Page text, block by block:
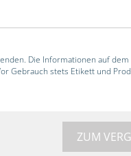
Die Informationen auf
Gebrauch stets Etikett und
ZUM